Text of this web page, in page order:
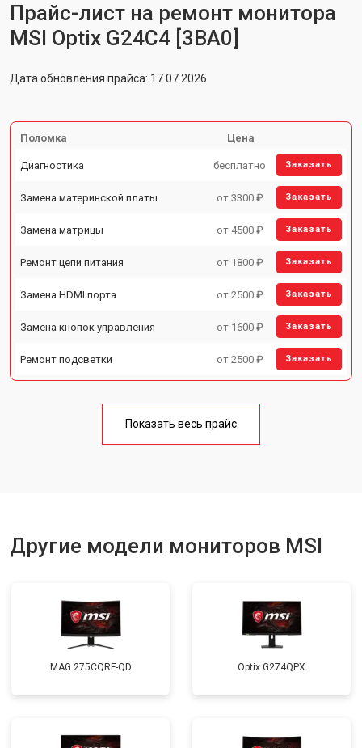
Прайс-лист на ремонт монитора
MSI Optix G24C4 [3BA0]
Дата обновления прайса: 17.07.2026
Поломка Цена
Диагностика бесплатно Заказать
Замена материнской платы от 3300 ₽ Заказать
Замена матрицы от 4500 ₽ Заказать
Ремонт цепи питания от 1800 ₽ Заказать
Замена HDMI порта от 2500 ₽ Заказать
Замена кнопок управления от 1600 ₽ Заказать
Ремонт подсветки от 2500 ₽ Заказать
Показать весь прайс
Другие модели мониторов MSI
MAG 275CQRF-QD Optix G274QPX